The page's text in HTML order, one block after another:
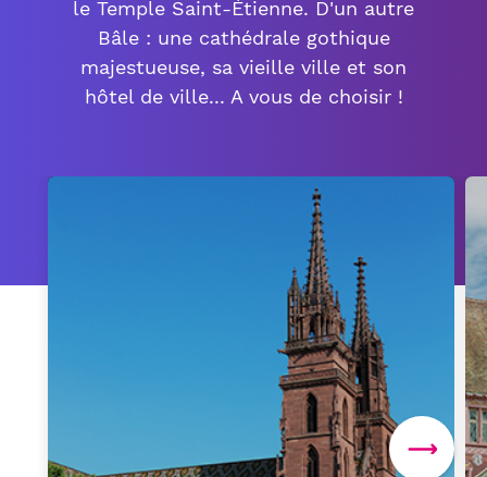
le Temple Saint-Étienne. D'un autre
Bâle : une cathédrale gothique
majestueuse, sa vieille ville et son
hôtel de ville... A vous de choisir !